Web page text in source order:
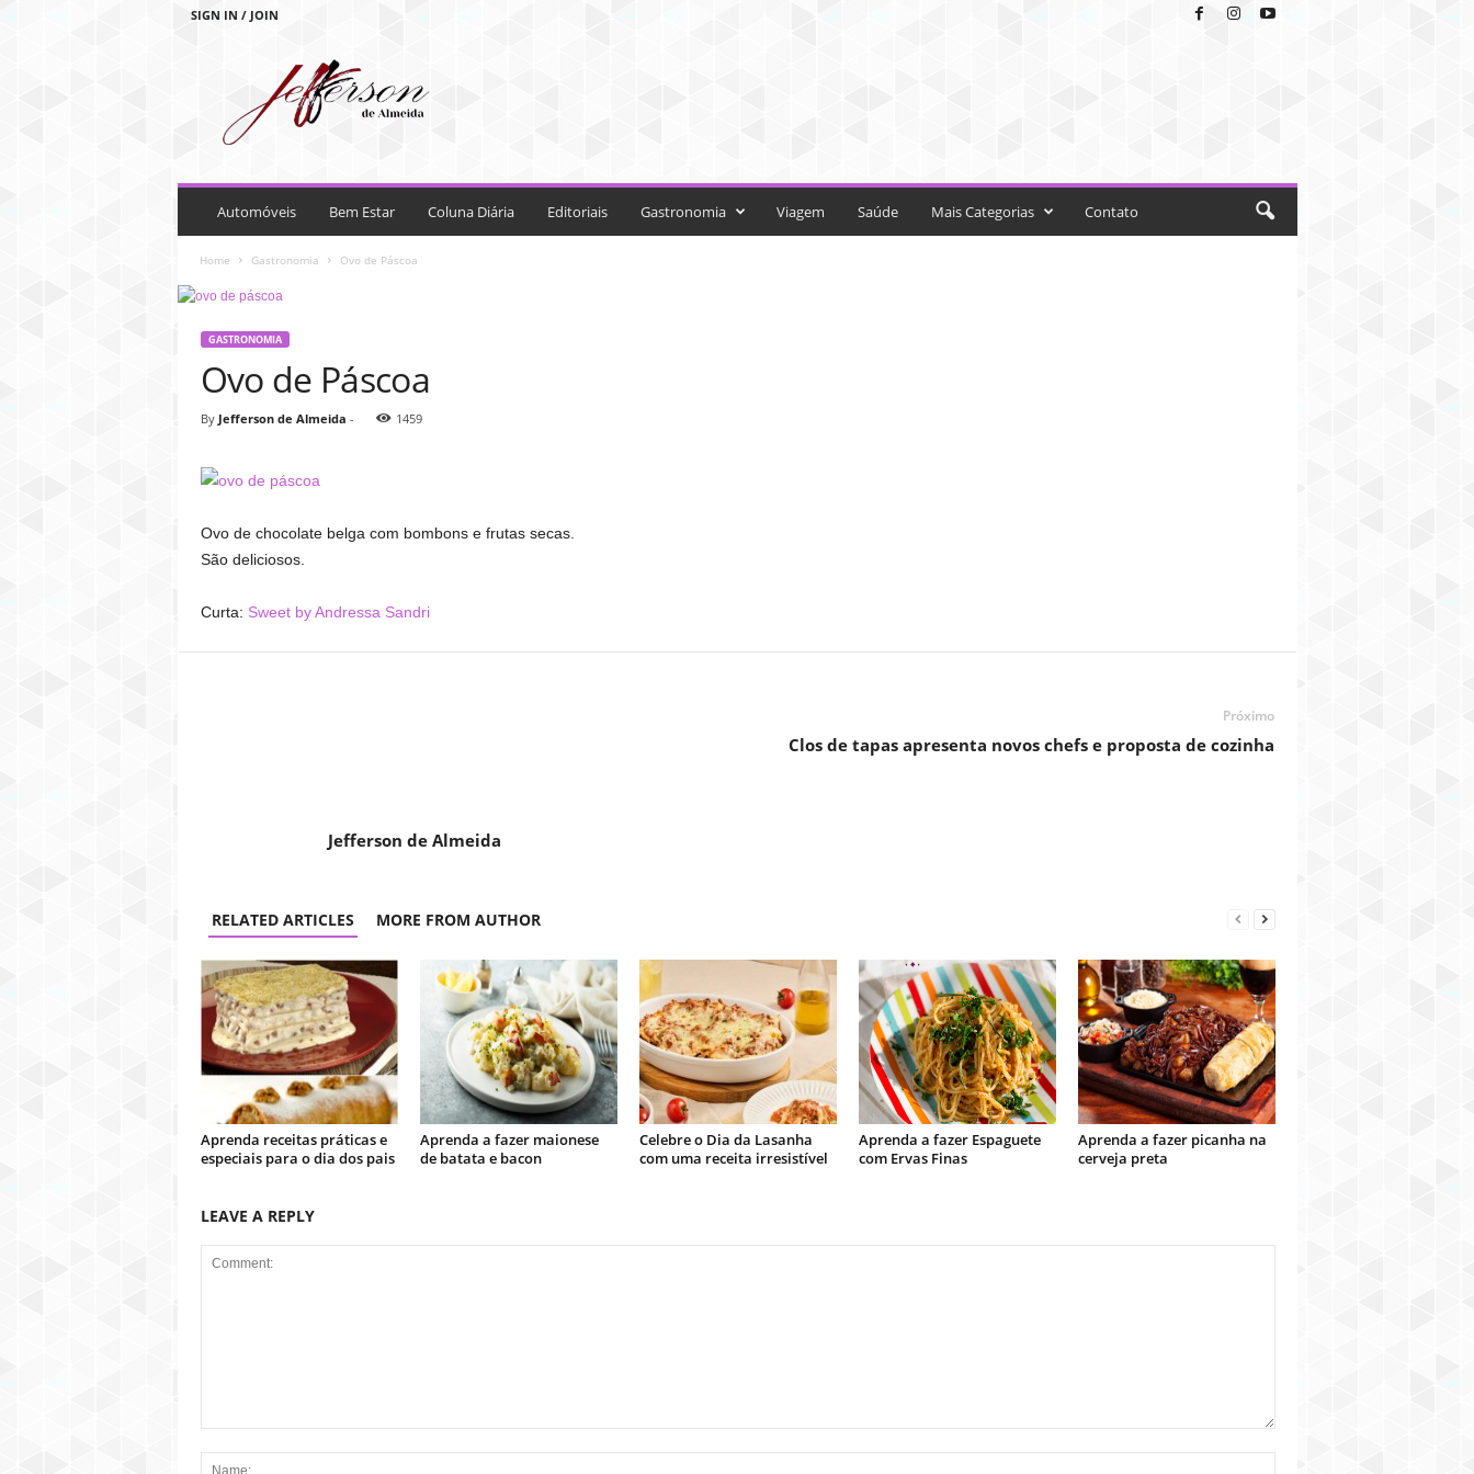
SIGN IN / JOIN
s
n
A
Automóveis Bem Estar Coluna Diária Editoriais Gastronomia Viagem Saúde Mais Categorias Contato
Home Gastronomia Ovo de Páscoa
GASTRONOMIA
Ovo de Páscoa
By Jefferson de Almeida - 1459
Ovo de chocolate belga com bombons e frutas secas.
São deliciosos.
Curta: Sweet by Andressa Sandri
Próximo
Clos de tapas apresenta novos chefs e proposta de cozinha
Jefferson de Almeida
RELATED ARTICLES MORE FROM AUTHOR
Aprenda receitas práticas e
especiais para o dia dos pais
Aprenda a fazer maionese
de batata e bacon
Celebre o Dia da Lasanha
com uma receita irresistível
Aprenda a fazer Espaguete
com Ervas Finas
Aprenda a fazer picanha na
cerveja preta
LEAVE A REPLY